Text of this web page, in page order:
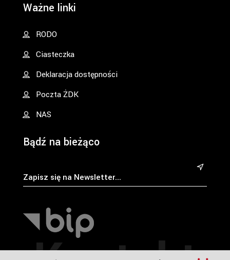
Ważne linki
RODO
Ciasteczka
Deklaracja dostępności
Poczta ŻDK
NAS
Bądź na bieżąco
&